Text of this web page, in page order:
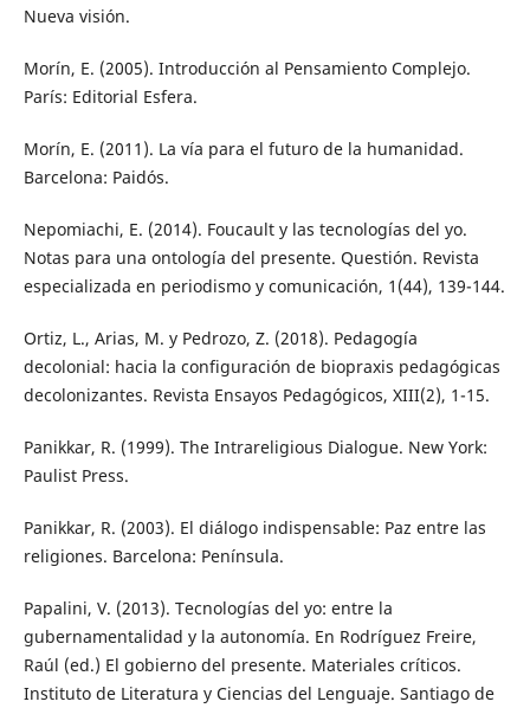
Nueva visión.
Morín, E. (2005). Introducción al Pensamiento Complejo.
París: Editorial Esfera.
Morín, E. (2011). La vía para el futuro de la humanidad.
Barcelona: Paidós.
Nepomiachi, E. (2014). Foucault y las tecnologías del yo.
Notas para una ontología del presente. Questión. Revista
especializada en periodismo y comunicación, 1(44), 139-144.
Ortiz, L., Arias, M. y Pedrozo, Z. (2018). Pedagogía
decolonial: hacia la configuración de biopraxis pedagógicas
decolonizantes. Revista Ensayos Pedagógicos, XIII(2), 1-15.
Panikkar, R. (1999). The Intrareligious Dialogue. New York:
Paulist Press.
Panikkar, R. (2003). El diálogo indispensable: Paz entre las
religiones. Barcelona: Península.
Papalini, V. (2013). Tecnologías del yo: entre la
gubernamentalidad y la autonomía. En Rodríguez Freire,
Raúl (ed.) El gobierno del presente. Materiales críticos.
Instituto de Literatura y Ciencias del Lenguaje. Santiago de